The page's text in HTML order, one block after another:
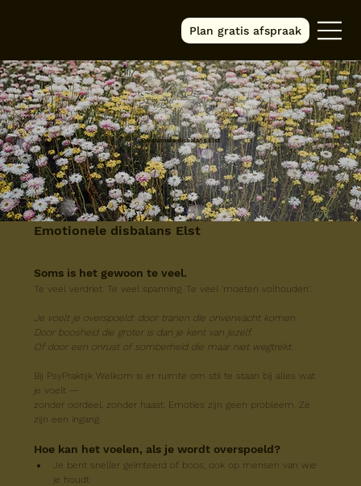
Plan gratis afspraak
Emotionele disbalans Elst
Emotionele disbalans Elst
Soms is het gewoon te veel.
Te veel verdriet. Te veel spanning. Te veel ‘moeten volhouden’.
Je voelt je overspoeld: door tranen die onverwacht komen.
Door boosheid die groter is dan je kent van jezelf.
Of door een onrust of somberheid die maar niet wegtrekt.
Bij PsyPraktijk Welkom is er ruimte om stil te staan bij alles wat
je voelt —
zonder oordeel, zonder haast. Emoties zijn geen probleem. Ze
zijn een ingang.
Hoe kan het voelen, als je wordt overspoeld?
Je bent sneller geïrriteerd of boos, ook op mensen van wie
je houdt